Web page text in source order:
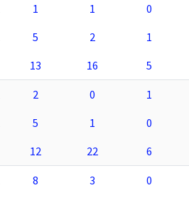
1 1 0
5 2 1
13 16 5
2 0 1
5 1 0
12 22 6
8 3 0